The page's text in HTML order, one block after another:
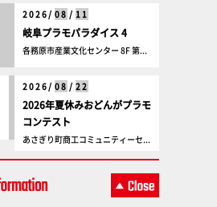
2026/ 08 / 11
岐阜プラモパラダイス 4
各務原市産業文化センター 8F 第...
2026/ 08 / 22
2026年夏休みおどんがプラモ
コンテスト
あさぎり町商工コミュニティーセ...